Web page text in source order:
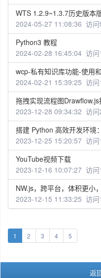
WTS 1.2.9~1.3.7历史版本
2024-05-27 11:08:36 访问
Python3 教程
2024-02-28 16:45:04 访
wcp-私有知识库功能-使用
2024-02-21 15:39:25 访问
拖拽实现流程图Drawflow.js
2023-12-28 09:34:32 访问
搭建 Python 高效开发环境
2023-12-25 15:20:57 访问
YouTube视频下载
2023-12-16 10:07:27 访问
NW.js，跨平台，体积更小
2023-12-15 11:33:25 访问
1 2 3 4 5
返